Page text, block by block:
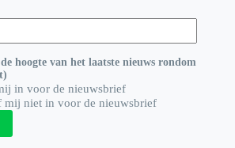
hoogte van het laatste nieuws rondom
in voor de nieuwsbrief
mij niet in voor de nieuwsbrief